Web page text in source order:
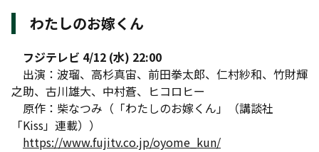
わたしのお嫁くん
フジテレビ 4/12 (水) 22:00
出演：波瑠、高杉真宙、前田拳太郎、仁村紗和、竹財輝
之助、古川雄大、中村蒼、ヒコロヒー
原作：柴なつみ（「わたしのお嫁くん」（講談社
「Kiss」連載））
https://www.fujitv.co.jp/oyome_kun/